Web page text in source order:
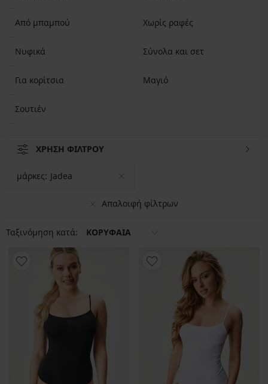
Από μπαμπού Χωρίς ραφές
Νυφικά Σύνολα και σετ
Για κορίτσια Μαγιό
Σουτιέν
ΧΡΗΣΗ ΦΙΛΤΡΟΥ
Απαλοιφή φίλτρων
μάρκες: Jadea
Ταξινόμηση κατά: ΚΟΡΥΦΑΙΑ